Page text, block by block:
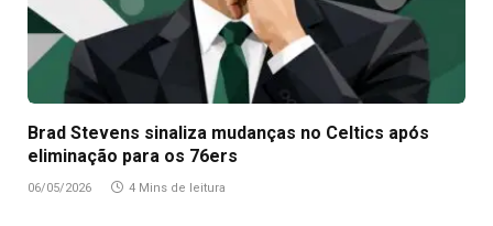
Brad Stevens sinaliza mudanças no Celtics após
eliminação para os 76ers
06/05/2026 4 Mins de leitura